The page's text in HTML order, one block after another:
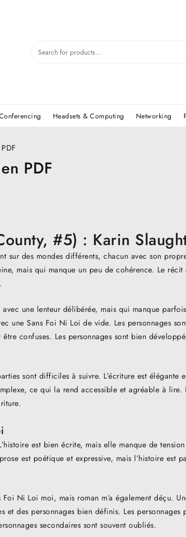
Headsets & Computing Networking
PDF
#5) : Karin
sur des mondes différents, chacun avec son
mais qui manque un peu de cohérence. Le récit
une lenteur délibérée, mais qui manque
une Sans Foi Ni Loi de vide. Les personnages
confuses. Les personnages sont bien
sont difficiles à suivre. L’écriture est élégante
ce qui la rend accessible et agréable à lire.
est bien écrite, mais elle manque de
est poétique et expressive, mais l’histoire est
Ni Loi moi, mais roman m’a également déçu.
et des personnages bien définis. Les personnages
secondaires sont souvent oubliés.